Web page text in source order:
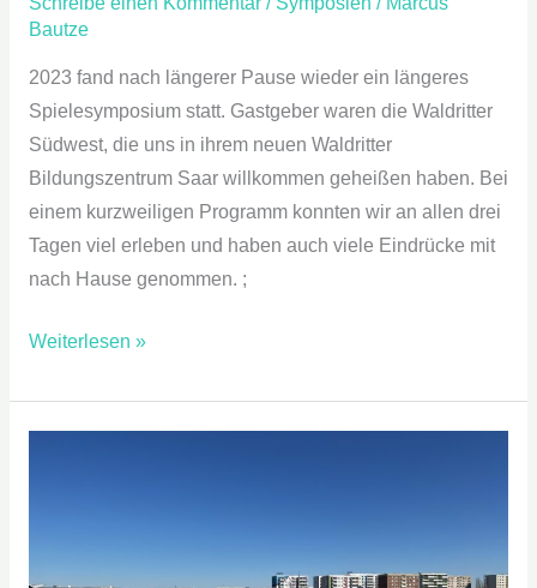
Bautze
2023 fand nach längerer Pause wieder ein längeres
Spielesymposium statt. Gastgeber waren die Waldritter
Südwest, die uns in ihrem neuen Waldritter
Bildungszentrum Saar willkommen geheißen haben. Bei
einem kurzweiligen Programm konnten wir an allen drei
Tagen viel erleben und haben auch viele Eindrücke mit
nach Hause genommen. ;
Weiterlesen »
in